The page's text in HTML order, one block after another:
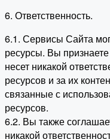
6. Ответственность.
6.1. Сервисы Сайта
ресурсы. Вы
несет никакой
ресурсов и за их
связанные с
ресурсов.
6.2. Вы также
никакой